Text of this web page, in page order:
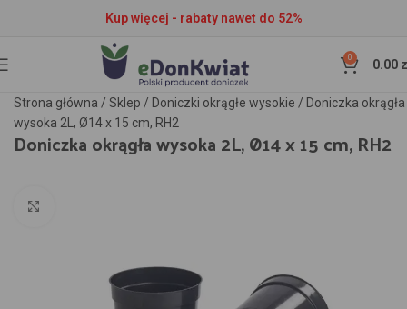
Kup więcej - rabaty nawet do 52%
0 0.00
Strona główna / Sklep / Doniczki okrągłe wysokie / Doniczka okrągła
wysoka 2L, Ø14 x 15 cm, RH2
Doniczka okrągła wysoka 2L, Ø14 x 15 cm, RH2